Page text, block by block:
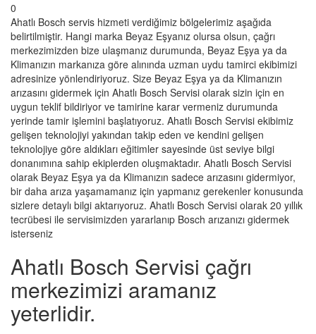
0
Ahatlı Bosch servis hizmeti verdiğimiz bölgelerimiz aşağıda
belirtilmiştir. Hangi marka Beyaz Eşyanız olursa olsun, çağrı
merkezimizden bize ulaşmanız durumunda, Beyaz Eşya ya da
Klimanızın markanıza göre alınında uzman uydu tamirci ekibimizi
adresinize yönlendiriyoruz. Size Beyaz Eşya ya da Klimanızın
arızasını gidermek için Ahatlı Bosch Servisi olarak sizin için en
uygun teklif bildiriyor ve tamirine karar vermeniz durumunda
yerinde tamir işlemini başlatıyoruz. Ahatlı Bosch Servisi ekibimiz
gelişen teknolojiyi yakından takip eden ve kendini gelişen
teknolojiye göre aldıkları eğitimler sayesinde üst seviye bilgi
donanımına sahip ekiplerden oluşmaktadır. Ahatlı Bosch Servisi
olarak Beyaz Eşya ya da Klimanızın sadece arızasını gidermiyor,
bir daha arıza yaşamamanız için yapmanız gerekenler konusunda
sizlere detaylı bilgi aktarıyoruz. Ahatlı Bosch Servisi olarak 20 yıllık
tecrübesi ile servisimizden yararlanıp Bosch arızanızı gidermek
isterseniz
Ahatlı Bosch Servisi çağrı
merkezimizi aramanız
yeterlidir.